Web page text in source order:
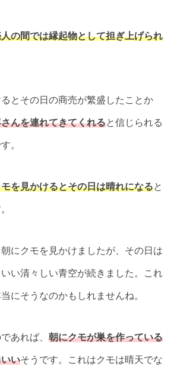
の間では縁起物として担ぎ上げられ
とその日の商売が繁盛したことか
んを連れてきてくれると信じられる
。
を見かけるとその日は晴れになると
にクモを見かけましたが、その日は
い清々しい青空が続きました。これ
にそうなのかもしれませんね。
あれば、 朝にクモが巣を作っている
いそうです。これはクモは晴天でな